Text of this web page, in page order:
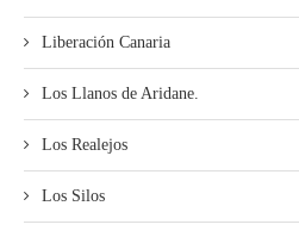
Liberación Canaria
Los Llanos de Aridane.
Los Realejos
Los Silos